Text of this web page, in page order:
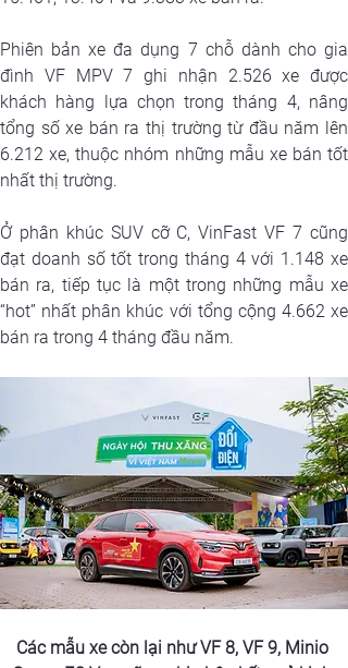
Phiên bản xe đa dụng 7 chỗ dành cho gia
đình VF MPV 7 ghi nhận 2.526 xe được
khách hàng lựa chọn trong tháng 4, nâng
tổng số xe bán ra thị trường từ đầu năm lên
6.212 xe, thuộc nhóm những mẫu xe bán tốt
nhất thị trường.
Ở phân khúc SUV cỡ C, VinFast VF 7 cũng
đạt doanh số tốt trong tháng 4 với 1.148 xe
bán ra, tiếp tục là một trong những mẫu xe
“hot” nhất phân khúc với tổng cộng 4.662 xe
bán ra trong 4 tháng đầu năm.
Các mẫu xe còn lại như VF 8, VF 9, Minio